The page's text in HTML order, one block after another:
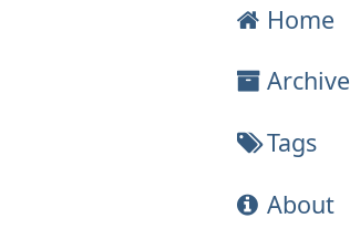
Home
Archive
Tags
About